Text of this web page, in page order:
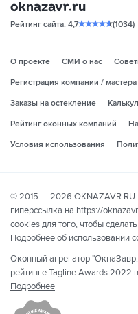
Рейтинг сайта: 4,7 (1034)
О проекте СМИ о нас
Регистрация компании / мастера
Заказы на остекление
Рейтинг оконных компаний
Условия использования
© 2015 — 2026 OKNAZAVR.RU. При использовании материалов
гиперссылка на https://oknazavr.ru обязательна. Мы используем
cookies для того, чтобы
Подробнее об использовании
Оконный агрегатор
Подробнее